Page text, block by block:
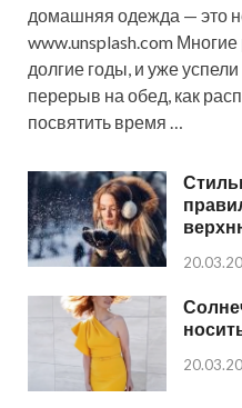
домашняя одежда — это
www.unsplash.com
долгие годы, и уже
перерыв на обед, как
посвятить время …